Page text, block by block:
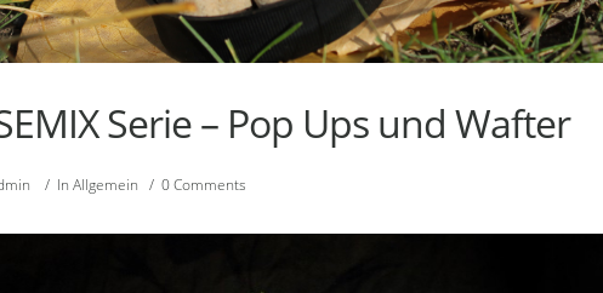
Serie – Pop Ups und Wafter
/ In Allgemein / 0 Comments